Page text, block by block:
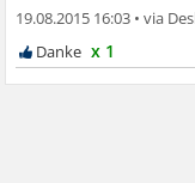
19.08.2015 16:03 •
x 1